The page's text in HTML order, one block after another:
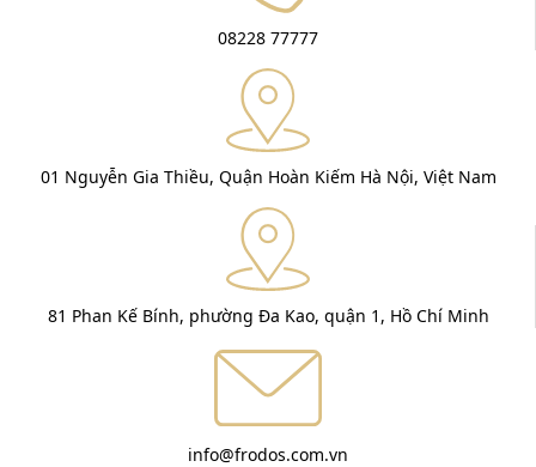
08228 77777
01 Nguyễn Gia Thiều, Quận Hoàn Kiếm Hà Nội, Việt Nam
81 Phan Kế Bính, phường Đa Kao, quận 1, Hồ Chí Minh
info@frodos.com.vn